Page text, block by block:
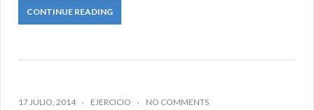
CONTINUE READING
17 JULIO, 2014 EJERCICIO NO COMMENTS